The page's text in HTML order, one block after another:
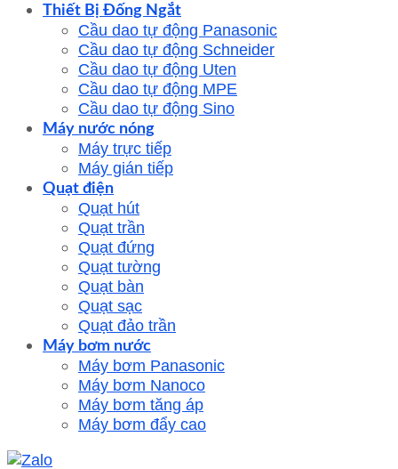
Thiết Bị Đống Ngắt
Cầu dao tự động Panasonic
Cầu dao tự động Schneider
Cầu dao tự động Uten
Cầu dao tự động MPE
Cầu dao tự động Sino
Máy nước nóng
Máy trực tiếp
Máy gián tiếp
Quạt điện
Quạt hút
Quạt trần
Quạt đứng
Quạt tường
Quạt bàn
Quạt sạc
Quạt đảo trần
Máy bơm nước
Máy bơm Panasonic
Máy bơm Nanoco
Máy bơm tăng áp
Máy bơm đẩy cao